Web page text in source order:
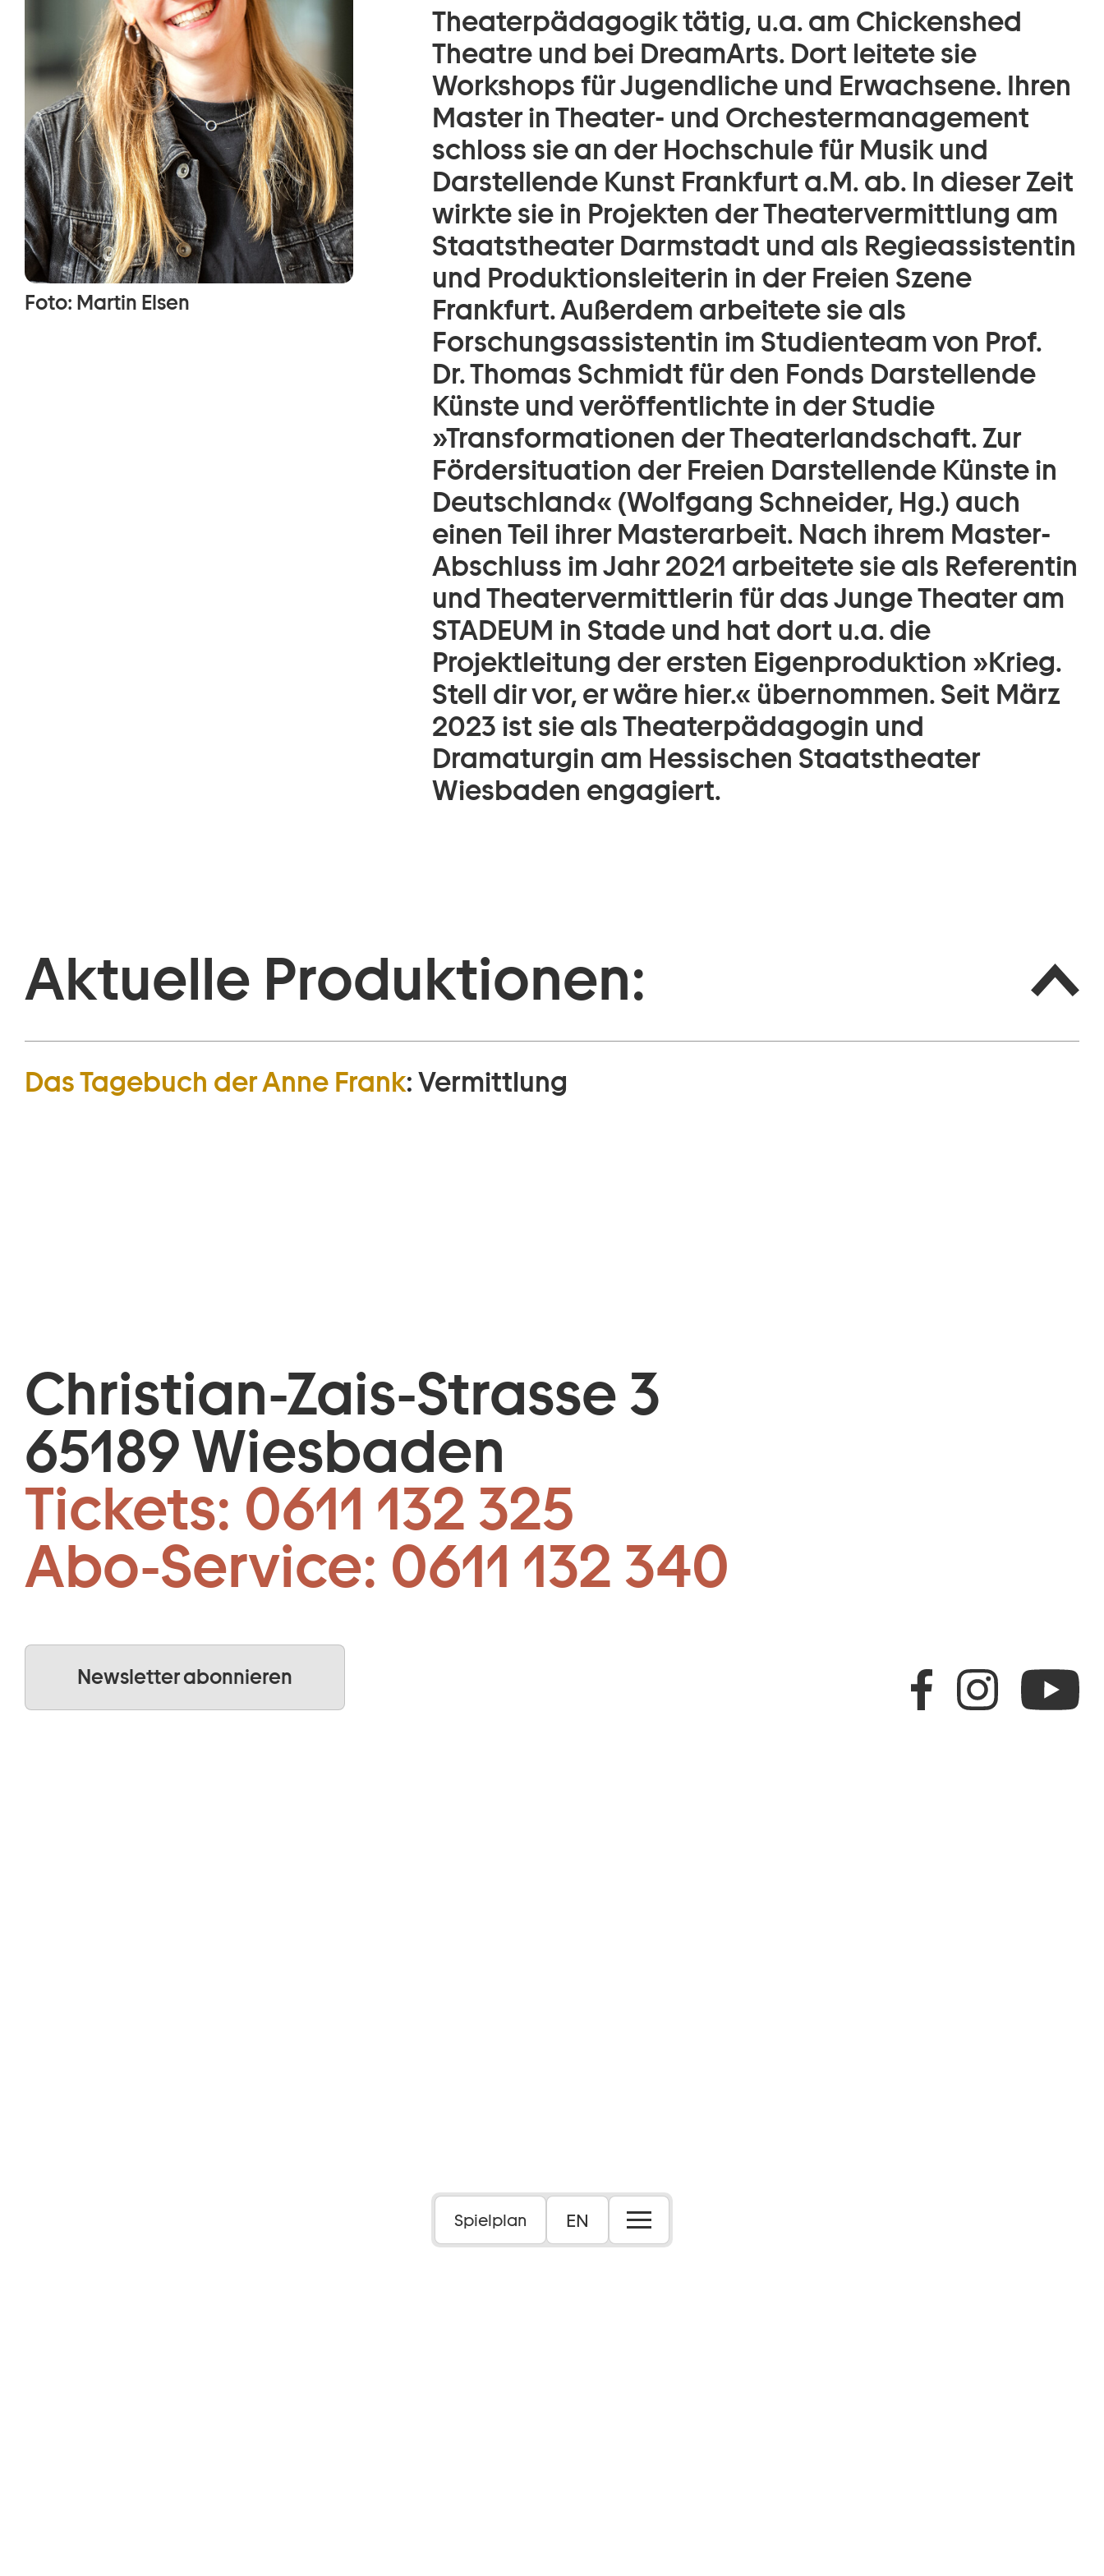
Spielplan EN
Foto: Martin Elsen
Theaterpädagogik tätig, u.a. am Chickenshed
Theatre und bei DreamArts. Dort leitete sie
Workshops für Jugendliche und Erwachsene. Ihren
Master in Theater- und Orchestermanagement
schloss sie an der Hochschule für Musik und
Darstellende Kunst Frankfurt a.M. ab. In dieser Zeit
wirkte sie in Projekten der Theatervermittlung am
Staatstheater Darmstadt und als Regieassistentin
und Produktionsleiterin in der Freien Szene
Frankfurt. Außerdem arbeitete sie als
Forschungsassistentin im Studienteam von Prof.
Dr. Thomas Schmidt für den Fonds Darstellende
Künste und veröffentlichte in der Studie
»Transformationen der Theaterlandschaft. Zur
Fördersituation der Freien Darstellende Künste in
Deutschland« (Wolfgang Schneider, Hg.) auch
einen Teil ihrer Masterarbeit. Nach ihrem Master-
Abschluss im Jahr 2021 arbeitete sie als Referentin
und Theatervermittlerin für das Junge Theater am
STADEUM in Stade und hat dort u.a. die
Projektleitung der ersten Eigenproduktion »Krieg.
Stell dir vor, er wäre hier.« übernommen. Seit März
2023 ist sie als Theaterpädagogin und
Dramaturgin am Hessischen Staatstheater
Wiesbaden engagiert.
Aktuelle Produktionen:
Das Tagebuch der Anne Frank: Vermittlung
Christian-Zais-Strasse 3
65189 Wiesbaden
Tickets: 0611 132 325
Abo-Service: 0611 132 340
Newsletter abonnieren